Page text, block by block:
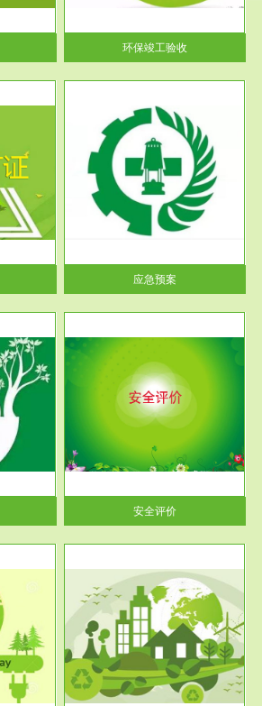
境影响报
环保竣工验收
环境保护
业单位应
应急预案
是查找、
、生产经
安全评价
测
污染防